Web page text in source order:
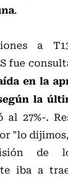
.
a
fue
en la
la
al 27%-.
"lo
de
iba a